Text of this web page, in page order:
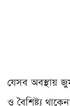
যেসব অবস্থায়
ও বৈশিষ্ট্য